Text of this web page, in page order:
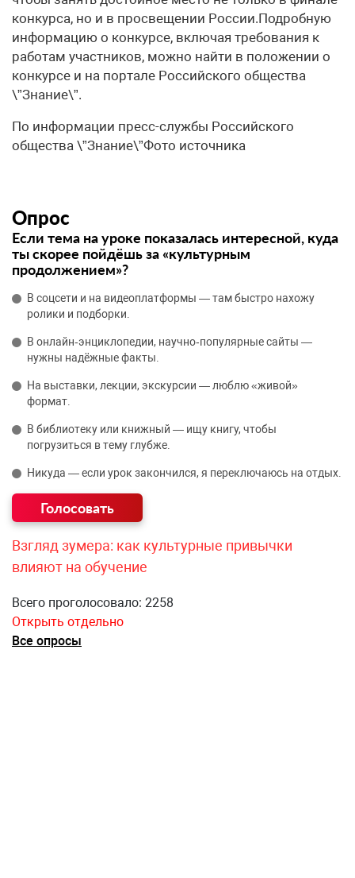
конкурса, но и в просвещении России.Подробную
информацию о конкурсе, включая требования к
работам участников, можно найти в положении о
конкурсе и на портале Российского общества
\”Знание\”.
По информации пресс-службы Российского
общества \”Знание\”Фото источника
Опрос
Если тема на уроке показалась интересной, куда
ты скорее пойдёшь за «культурным
продолжением»?
В соцсети и на видеоплатформы — там быстро нахожу
ролики и подборки.
В онлайн‑энциклопедии, научно‑популярные сайты —
нужны надёжные факты.
На выставки, лекции, экскурсии — люблю «живой»
формат.
В библиотеку или книжный — ищу книгу, чтобы
погрузиться в тему глубже.
Никуда — если урок закончился, я переключаюсь на отдых.
Взгляд зумера: как культурные привычки
влияют на обучение
Всего проголосовало: 2258
Открыть отдельно
Все опросы